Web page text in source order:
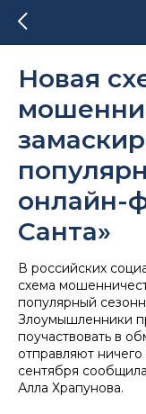
Новая
онлайн-
Санта»
В российских
схема
популярный
Злоумышленники
поучаствовать в
отправляют
сентября
Алла Храпунова.